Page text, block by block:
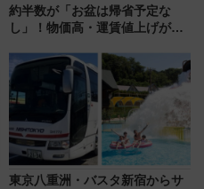
約半数が「お盆は帰省予定な
し」！物価高・運賃値上げが財
りたいけど……【WILLER お盆
帰省動向調査】
東京八重洲・バスタ新宿からサ